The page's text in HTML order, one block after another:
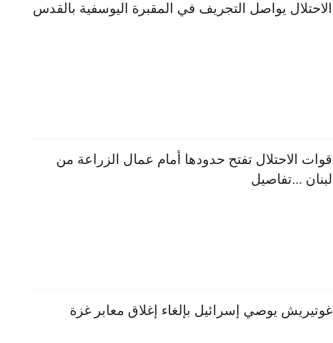
الاحتلال يواصل التجريف في المقبرة اليوسفية بالقدس
قوات الاحتلال تفتح حدودها أمام عمال الزراعة من
لبنان ...تفاصيل
غوتيريش يوصي إسرائيل بإلغاء إغلاق معابر غزة